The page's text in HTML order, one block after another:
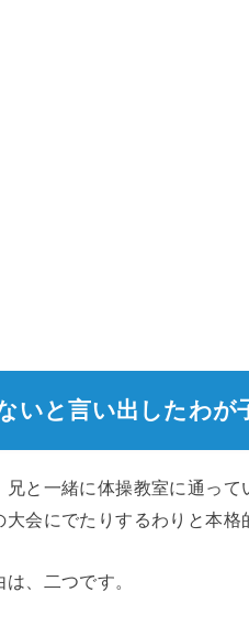
いと言い出したわが
と一緒に体操教室に通って
会にでたりするわりと本格
、二つです。